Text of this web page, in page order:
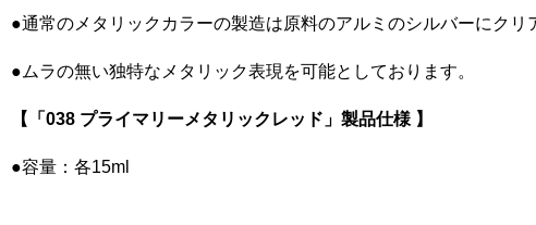
●通常のメタリックカラーの製造は原料のアルミのシルバーにク
●ムラの無い独特なメタリック表現を可能としております。
【「038 プライマリーメタリックレッド」製品仕様 】
●容量：各15ml